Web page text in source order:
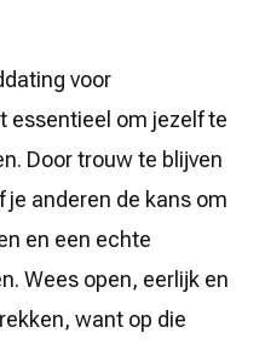
voor
essentieel om jezelf te
Door trouw te blijven
anderen de kans om
en een echte
Wees open, eerlijk en
want op die